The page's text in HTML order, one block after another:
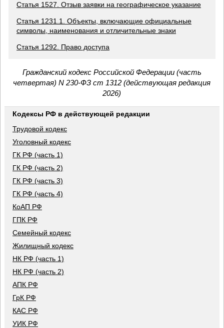
Статья 1527. Отзыв заявки на географическое указание
Статья 1231.1. Объекты, включающие официальные
символы, наименования и отличительные знаки
Статья 1292. Право доступа
Гражданский кодекс Российской Федерации (часть
четвертая) N 230-ФЗ ст 1312 (действующая редакция
2026)
Кодексы РФ в действующей редакции
Трудовой кодекс
Уголовный кодекс
ГК РФ (часть 1)
ГК РФ (часть 2)
ГК РФ (часть 3)
ГК РФ (часть 4)
КоАП РФ
ГПК РФ
Семейный кодекс
Жилищный кодекс
НК РФ (часть 1)
НК РФ (часть 2)
АПК РФ
ГрК РФ
КАС РФ
УИК РФ